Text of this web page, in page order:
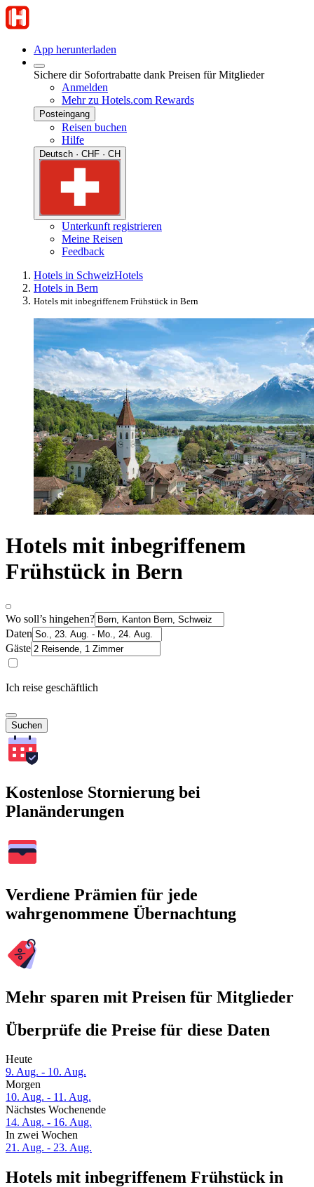
App herunterladen
Sichere dir Sofortrabatte dank Preisen für Mitglieder
Anmelden
Mehr zu Hotels.com Rewards
Posteingang
Reisen buchen
Hilfe
Deutsch · CHF · CH
Unterkunft registrieren
Meine Reisen
Feedback
Hotels in SchweizHotels
Hotels in Bern
Hotels mit inbegriffenem Frühstück in Bern
Hotels mit inbegriffenem
Frühstück in Bern
Wo soll’s hingehen?
Daten
Gäste
Ich reise geschäftlich
Suchen
Kostenlose Stornierung bei
Planänderungen
Verdiene Prämien für jede
wahrgenommene Übernachtung
Mehr sparen mit Preisen für Mitglieder
Überprüfe die Preise für diese Daten
Heute
9. Aug. - 10. Aug.
Morgen
10. Aug. - 11. Aug.
Nächstes Wochenende
14. Aug. - 16. Aug.
In zwei Wochen
21. Aug. - 23. Aug.
Hotels mit inbegriffenem Frühstück in